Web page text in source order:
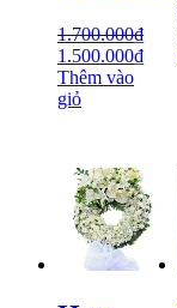
1.700.000₫
1.500.000₫
Thêm vào
giỏ